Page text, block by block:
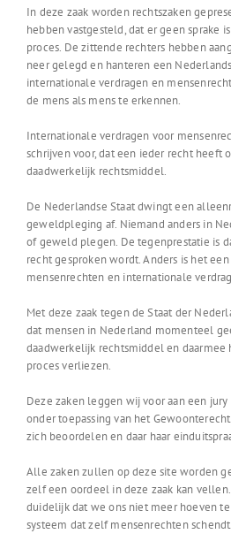
In deze zaak worden rechtszaken
hebben vastgesteld, dat er geen sprake
proces. De zittende rechters hebben
neer gelegd en hanteren een
internationale verdragen en
de mens als mens te erkennen.
Internationale verdragen voor
schrijven voor, dat een ieder recht heeft
daadwerkelijk rechtsmiddel.
De Nederlandse Staat dwingt een
geweldpleging af. Niemand anders in
of geweld plegen. De tegenprestatie is
recht gesproken wordt. Anders is het
mensenrechten en internationale
Met deze zaak tegen de Staat der
dat mensen in Nederland momenteel
daadwerkelijk rechtsmiddel en
proces verliezen.
Deze zaken leggen wij voor aan een
onder toepassing van het
zich beoordelen en daar haar
Alle zaken zullen op deze site worden
zelf een oordeel in deze zaak kan
duidelijk dat we ons niet meer hoeven
systeem dat zelf mensenrechten schendt.